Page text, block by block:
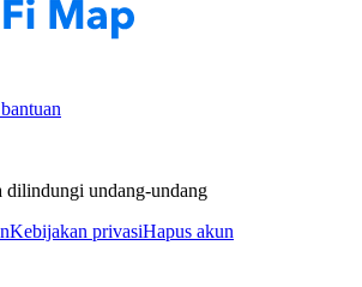
dilindungi undang-undang
Kebijakan privasiHapus akun